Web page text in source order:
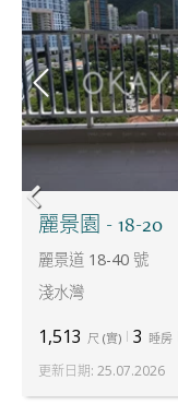
麗景園 - 18-20
麗景道 18-40 號
淺水灣
1,513 尺 (實) 3 睡房
更新日期: 25.07.2026